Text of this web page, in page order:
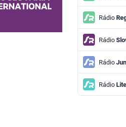
Rádio
Rádio
Rádio
Rádio